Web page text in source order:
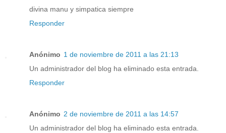
divina manu y simpatica siempre
Responder
Anónimo 1 de noviembre de 2011 a las 21:13
Un administrador del blog ha eliminado esta entrada.
Responder
Anónimo 2 de noviembre de 2011 a las 14:57
Un administrador del blog ha eliminado esta entrada.